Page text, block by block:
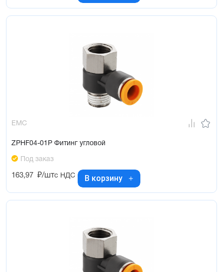
EMC
ZPHF04-01P Фитинг угловой
Под заказ
163,97 ₽/штс НДС В корзину